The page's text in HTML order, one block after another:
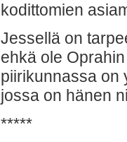
kodittomien
Jessellä on
ehkä ole
piirikunnassa on
jossa on hänen
*****